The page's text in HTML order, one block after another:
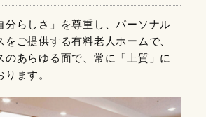
分らしさ」を尊重し、パーソナル
をご提供する有料老人ホームで、
のあらゆる面で、常に「上質」に
ます。